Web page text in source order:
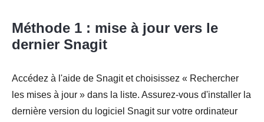
Méthode 1 : mise à jour vers le
dernier Snagit
Accédez à l'aide de Snagit et choisissez « Rechercher
les mises à jour » dans la liste. Assurez-vous d'installer la
dernière version du logiciel Snagit sur votre ordinateur